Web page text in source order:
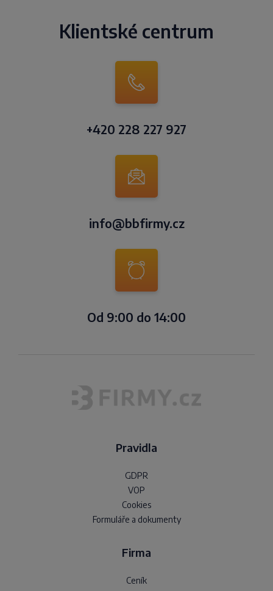
Klientské centrum
+420 228 227 927
info@bbfirmy.cz
Od 9:00 do 14:00
Pravidla
GDPR
VOP
Cookies
Formuláře a dokumenty
Firma
Ceník